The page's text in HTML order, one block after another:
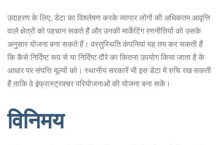
उदाहरण के लिए, डेटा का विश्लेषण करके व्यापार लोगों की अधिकतम आवृत्ति
वाले क्षेत्रों को पहचान सकते हैं और उनकी मार्केटिंग रणनीतियों को उसके
अनुसार योजना बना सकते हैं। वस्तुस्थिति कंपनियां यह तय कर सकती हैं
कि कैसे निर्दिष्ट रूप से या निर्दिष्ट दौरे का कितना उपयोग किया जाता है के
आधार पर संपत्ति मूल्यों को। स्थानीय सरकारें भी इस डेटा में रुचि रख सकती
हैं ताकि वे इंफ्रास्ट्रक्चर परियोजनाओं की योजना बना सकें।
विनिमय